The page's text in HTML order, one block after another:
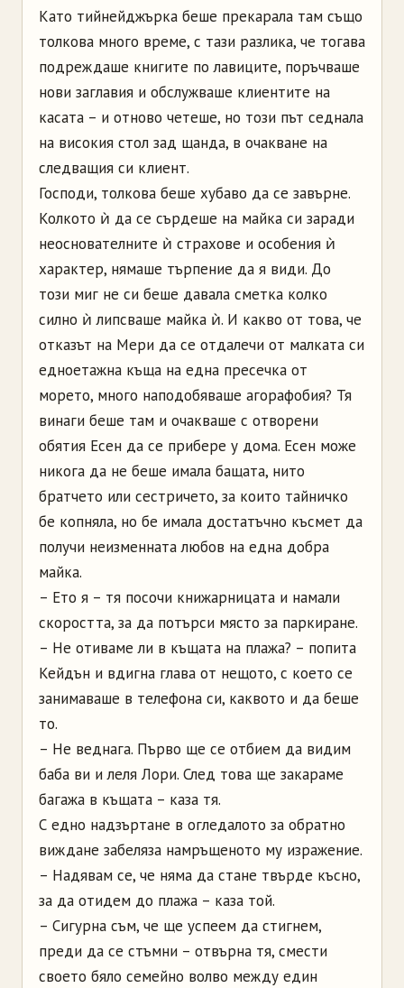
Като тийнейджърка беше прекарала там също
толкова много време, с тази разлика, че тогава
подреждаше книгите по лавиците, поръчваше
нови заглавия и обслужваше клиентите на
касата – и отново четеше, но този път седнала
на високия стол зад щанда, в очакване на
следващия си клиент.
Господи, толкова беше хубаво да се завърне.
Колкото ѝ да се сърдеше на майка си заради
неоснователните ѝ страхове и особения ѝ
характер, нямаше търпение да я види. До
този миг не си беше давала сметка колко
силно ѝ липсваше майка ѝ. И какво от това, че
отказът на Мери да се отдалечи от малката си
едноетажна къща на една пресечка от
морето, много наподобяваше агорафобия? Тя
винаги беше там и очакваше с отворени
обятия Есен да се прибере у дома. Есен може
никога да не беше имала бащата, нито
братчето или сестричето, за които тайничко
бе копняла, но бе имала достатъчно късмет да
получи неизменната любов на една добра
майка.
– Ето я – тя посочи книжарницата и намали
скоростта, за да потърси място за паркиране.
– Не отиваме ли в къщата на плажа? – попита
Кейдън и вдигна глава от нещото, с което се
занимаваше в телефона си, каквото и да беше
то.
– Не веднага. Първо ще се отбием да видим
баба ви и леля Лори. След това ще закараме
багажа в къщата – каза тя.
С едно надзъртане в огледалото за обратно
виждане забеляза намръщеното му изражение.
– Надявам се, че няма да стане твърде късно,
за да отидем до плажа – каза той.
– Сигурна съм, че ще успеем да стигнем,
преди да се стъмни – отвърна тя, смести
своето бяло семейно волво между един